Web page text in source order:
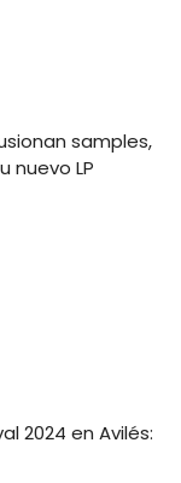
samples,
nuevo LP
2024 en Avilés: